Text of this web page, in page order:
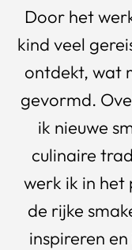
Door het
kind veel
ontdekt, wat
gevormd.
ik nieuwe
culinaire
werk ik in
de rijke
inspireren